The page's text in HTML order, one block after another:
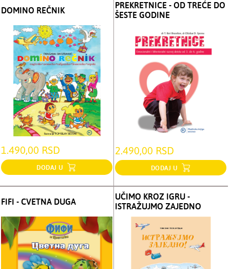
DOMINO REČNIK
1.490,00 RSD
DODAJ U
PREKRETNICE - OD TREĆE DO
ŠESTE GODINE
2.490,00 RSD
DODAJ U
FIFI - CVETNA DUGA
UČIMO KROZ IGRU -
ISTRAŽUJMO ZAJEDNO